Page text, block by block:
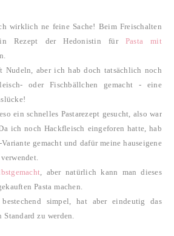
wirklich ne feine Sache! Beim Freischalten
Rezept der Hedonistin für Pasta mit
Nudeln, aber ich hab doch tatsächlich noch
oder Fischbällchen gemacht - eine
ein schnelles Pastarezept gesucht, also war
ich noch Hackfleisch eingeforen hatte, hab
gemacht und dafür meine hauseigene
verwendet.
, aber natürlich kann man dieses
Pasta machen.
simpel, hat aber eindeutig das
Standard zu werden.